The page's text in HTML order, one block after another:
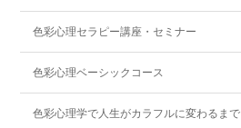
色彩心理セラピー講座・セミナー
色彩心理ベーシックコース
色彩心理学で人生がカラフルに変わるまで